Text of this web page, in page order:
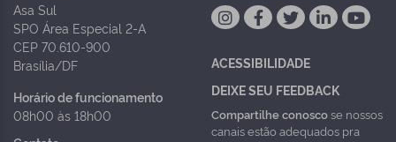
Asa Sul
SPO Área Especial 2-A
CEP 70.610-900
Brasília/DF
Horário de funcionamento
08h00 às 18h00
ACESSIBILIDADE
DEIXE SEU FEEDBACK
Compartilhe conoscose nossos
canais estão adequados pra